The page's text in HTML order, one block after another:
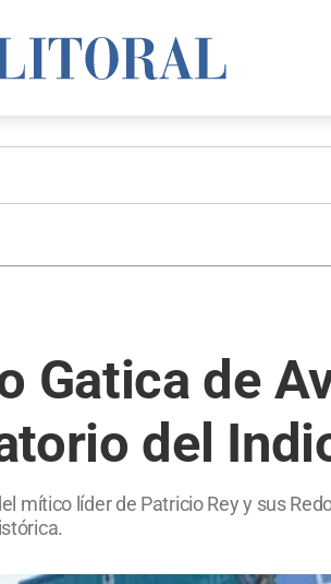
de
del
mítico líder de Patricio Rey y sus